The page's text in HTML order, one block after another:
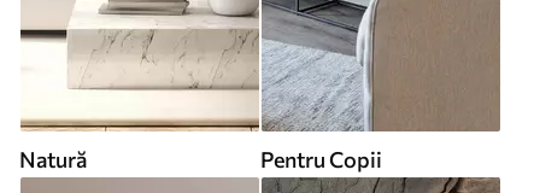
Natură Pentru Copii